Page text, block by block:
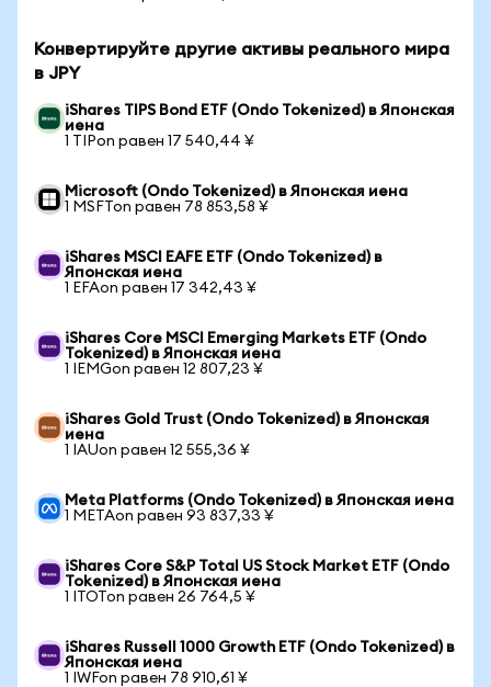
Конвертируйте другие активы реального мира
в JPY
iShares TIPS Bond ETF (Ondo Tokenized) в Японская
иена
1 TIPon равен 17 540,44 ¥
Microsoft (Ondo Tokenized) в Японская иена
1 MSFTon равен 78 853,58 ¥
iShares MSCI EAFE ETF (Ondo Tokenized) в
Японская иена
1 EFAon равен 17 342,43 ¥
iShares Core MSCI Emerging Markets ETF (Ondo
Tokenized) в Японская иена
1 IEMGon равен 12 807,23 ¥
iShares Gold Trust (Ondo Tokenized) в Японская
иена
1 IAUon равен 12 555,36 ¥
Meta Platforms (Ondo Tokenized) в Японская иена
1 METAon равен 93 837,33 ¥
iShares Core S&P Total US Stock Market ETF (Ondo
Tokenized) в Японская иена
1 ITOTon равен 26 764,5 ¥
iShares Russell 1000 Growth ETF (Ondo Tokenized) в
Японская иена
1 IWFon равен 78 910,61 ¥